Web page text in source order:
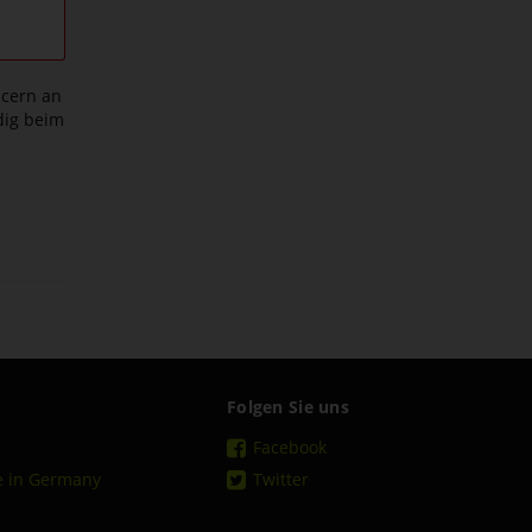
an
beim
in Germany
Folgen Sie uns
Facebook
Twitter